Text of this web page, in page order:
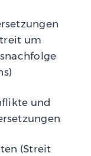
um
und
(Streit